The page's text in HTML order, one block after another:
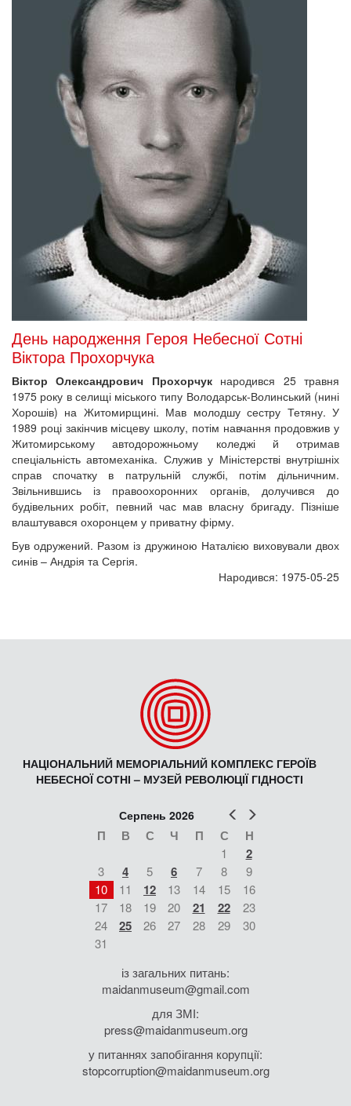
День народження Героя Небесної Сотні
Віктора Прохорчука
Віктор Олександрович Прохорчук народився 25 травня
1975 року в селищі міського типу Володарськ-Волинський (нині
Хорошів) на Житомирщині. Мав молодшу сестру Тетяну. У
1989 році закінчив місцеву школу, потім навчання продовжив у
Житомирському автодорожньому коледжі й отримав
спеціальність автомеханіка. Служив у Міністерстві внутрішніх
справ спочатку в патрульній службі, потім дільничним.
Звільнившись із правоохоронних органів, долучився до
будівельних робіт, певний час мав власну бригаду. Пізніше
влаштувався охоронцем у приватну фірму.
Був одружений. Разом із дружиною Наталією виховували двох
синів – Андрія та Сергія.
Народився: 1975-05-25
НАЦІОНАЛЬНИЙ МЕМОРІАЛЬНИЙ КОМПЛЕКС ГЕРОЇВ
НЕБЕСНОЇ СОТНІ – МУЗЕЙ РЕВОЛЮЦІЇ ГІДНОСТІ
Попер
Серпень 2026
П В С Ч П С Н
1 2
3 4 5 6 7 8
9
10
11 12 13 14 15
16
17
18 19 20 21 22
23
24
25 26 27 28 29
30
31
із загальних питань:
maidanmuseum@gmail.com
для ЗМІ:
press@maidanmuseum.org
у питаннях запобігання корупції:
stopcorruption@maidanmuseum.org